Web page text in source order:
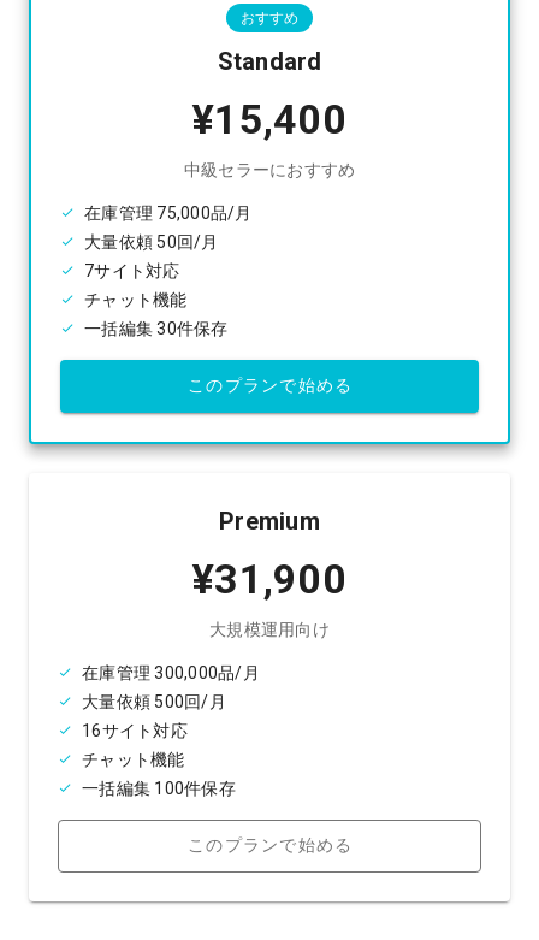
おすすめ
Standard
¥15,400
中級セラーにおすすめ
在庫管理 75,000品/月
大量依頼 50回/月
7サイト対応
チャット機能
一括編集 30件保存
このプランで始める
Premium
¥31,900
大規模運用向け
在庫管理 300,000品/月
大量依頼 500回/月
16サイト対応
チャット機能
一括編集 100件保存
このプランで始める